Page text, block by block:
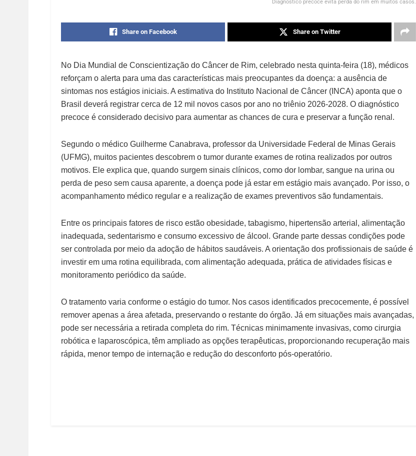
Diagnóstico precoce evita perda do rim em muitos casos.
Share on Facebook Share on Twitter
No Dia Mundial de Conscientização do Câncer de Rim, celebrado nesta quinta-feira (18), médicos
reforçam o alerta para uma das características mais preocupantes da doença: a ausência de
sintomas nos estágios iniciais. A estimativa do Instituto Nacional de Câncer (INCA) aponta que o
Brasil deverá registrar cerca de 12 mil novos casos por ano no triênio 2026-2028. O diagnóstico
precoce é considerado decisivo para aumentar as chances de cura e preservar a função renal.
Segundo o médico Guilherme Canabrava, professor da Universidade Federal de Minas Gerais
(UFMG), muitos pacientes descobrem o tumor durante exames de rotina realizados por outros
motivos. Ele explica que, quando surgem sinais clínicos, como dor lombar, sangue na urina ou
perda de peso sem causa aparente, a doença pode já estar em estágio mais avançado. Por isso, o
acompanhamento médico regular e a realização de exames preventivos são fundamentais.
Entre os principais fatores de risco estão obesidade, tabagismo, hipertensão arterial, alimentação
inadequada, sedentarismo e consumo excessivo de álcool. Grande parte dessas condições pode
ser controlada por meio da adoção de hábitos saudáveis. A orientação dos profissionais de saúde é
investir em uma rotina equilibrada, com alimentação adequada, prática de atividades físicas e
monitoramento periódico da saúde.
O tratamento varia conforme o estágio do tumor. Nos casos identificados precocemente, é possível
remover apenas a área afetada, preservando o restante do órgão. Já em situações mais avançadas,
pode ser necessária a retirada completa do rim. Técnicas minimamente invasivas, como cirurgia
robótica e laparoscópica, têm ampliado as opções terapêuticas, proporcionando recuperação mais
rápida, menor tempo de internação e redução do desconforto pós-operatório.